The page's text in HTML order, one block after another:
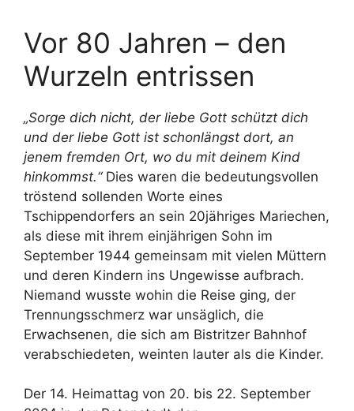
Vor 80 Jahren – den
Wurzeln entrissen
„Sorge dich nicht, der liebe Gott schützt dich
und der liebe Gott ist schonlängst dort, an
jenem fremden Ort, wo du mit deinem Kind
hinkommst.“Dies waren die bedeutungsvollen
tröstend sollenden Worte eines
Tschippendorfers an sein 20jähriges Mariechen,
als diese mit ihrem einjährigen Sohn im
September 1944 gemeinsam mit vielen Müttern
und deren Kindern ins Ungewisse aufbrach.
Niemand wusste wohin die Reise ging, der
Trennungsschmerz war unsäglich, die
Erwachsenen, die sich am Bistritzer Bahnhof
verabschiedeten, weinten lauter als die Kinder.
Der 14. Heimattag von 20. bis 22. September